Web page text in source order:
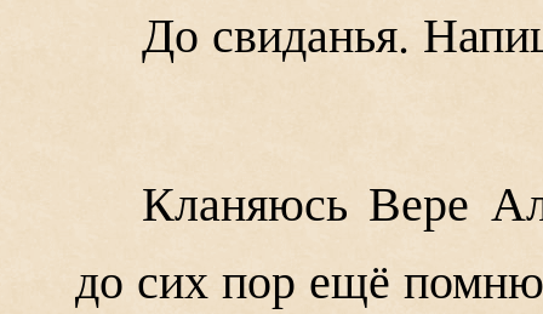
До свиданья.
Кланяюсь Вере
до сих пор ещё